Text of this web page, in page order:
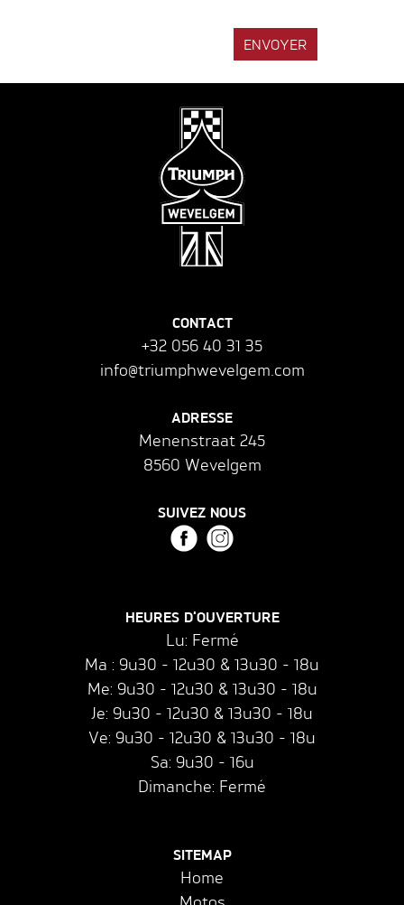
CONTACT
+32 056 40 31 35
info@triumphwevelgem.com
ADRESSE
Menenstraat 245
8560 Wevelgem
SUIVEZ NOUS
HEURES D'OUVERTURE
Lu: Fermé
Ma : 9u30 - 12u30 & 13u30 - 18u
Me: 9u30 - 12u30 & 13u30 - 18u
Je: 9u30 - 12u30 & 13u30 - 18u
Ve: 9u30 - 12u30 & 13u30 - 18u
Sa: 9u30 - 16u
Dimanche: Fermé
SITEMAP
Home